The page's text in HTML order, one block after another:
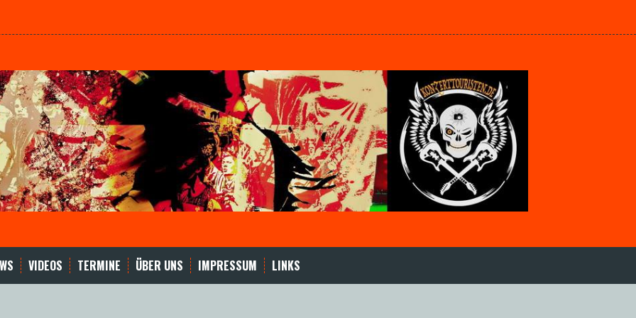
VIDEOS TERMINE ÜBER UNS IMPRESSUM LINKS